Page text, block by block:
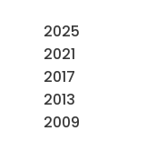
2025
2021
2017
2013
2009